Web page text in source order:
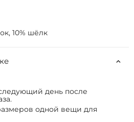
10% шёлк
день после
одной вещи для